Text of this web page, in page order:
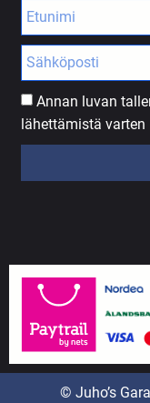
Annan luvan
lähettämistä varten
© Juho’s